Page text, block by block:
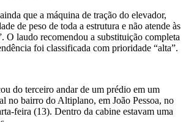
que a máquina de tração do elevador,
de peso de toda a estrutura e não atende às
O laudo recomendou a substituição completa
foi classificada com prioridade “alta”.
do terceiro andar de um prédio em um
no bairro do Altiplano, em João Pessoa, no
feira (13). Dentro da cabine estavam uma